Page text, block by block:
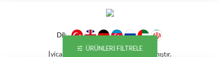
Dil:
İyicart E-ticaret Yazılımı İle Hazırlanmıştır.
ÜRÜNLERI FILTRELE